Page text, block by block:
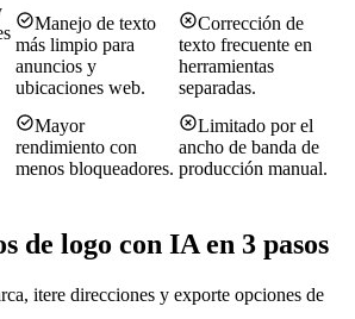
Manejo de texto
más limpio para
anuncios y
ubicaciones web.
Corrección de
texto frecuente en
herramientas
separadas.
Mayor
rendimiento con
menos bloqueadores.
Limitado por el
ancho de banda de
producción manual.
de logo con IA en 3 pasos
itere direcciones y exporte opciones de